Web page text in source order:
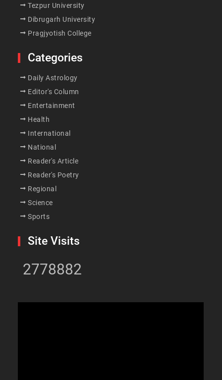
Tezpur University
Dibrugarh University
Pragjyotish College
Categories
Daily Astrology
Editor's Column
Entertainment
Health
International
National
Reader's Article
Reader's Poetry
Regional
Science
Sports
Site Visits
2778882